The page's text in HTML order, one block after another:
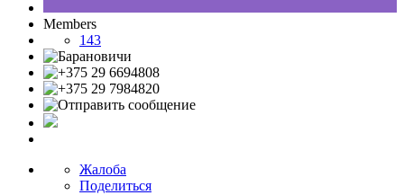
Members
143
Жалоба
Поделиться